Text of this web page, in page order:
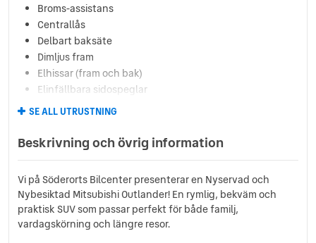
Broms-assistans
Centrallås
Delbart baksäte
Dimljus fram
Elhissar (fram och bak)
Elinfällbara sidospeglar
Euro 6
Farthållare (adaptiv)
Fällbara baksäten
ISOFIX-fästen bak
Läslampa
Multifunktionsratt
SE ALL UTRUSTNING
Beskrivning och övrig information
Vi på Söderorts Bilcenter presenterar en Nyservad och
Nybesiktad Mitsubishi Outlander! En rymlig, bekväm och
praktisk SUV som passar perfekt för både familj,
vardagskörning och längre resor.